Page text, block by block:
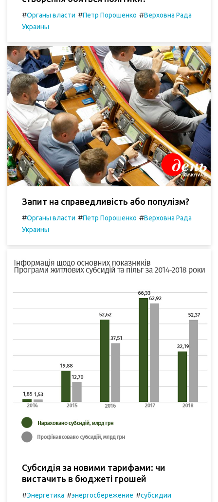
#Органы власти #Петр Порошенко #Верховна Рада
Украины
Запит на справедливість або популізм?
#Органы власти #Петр Порошенко #Верховна Рада
Украины
Субсидія за новими тарифами: чи
вистачить в бюджеті грошей
#Энергетика #энергосбережение #субсидии